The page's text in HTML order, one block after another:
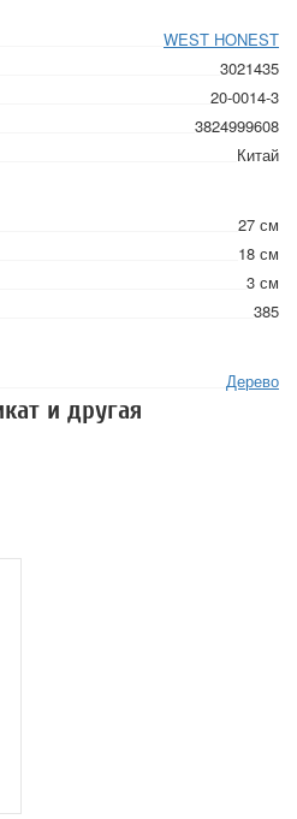
WEST HONEST
3021435
20-0014-3
3824999608
Китай
27 см
18 см
3 см
385
Дерево
и другая